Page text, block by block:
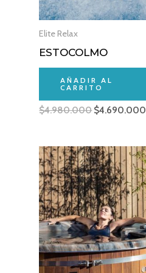
Elite Relax
ESTOCOLMO
AÑADIR AL
CARRITO
$4.980.000$4.690.000